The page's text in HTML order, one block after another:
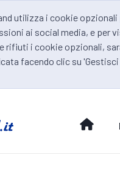
utilizza i cookie
ai social media, e per
rifiuti i cookie opzionali,
facendo clic su